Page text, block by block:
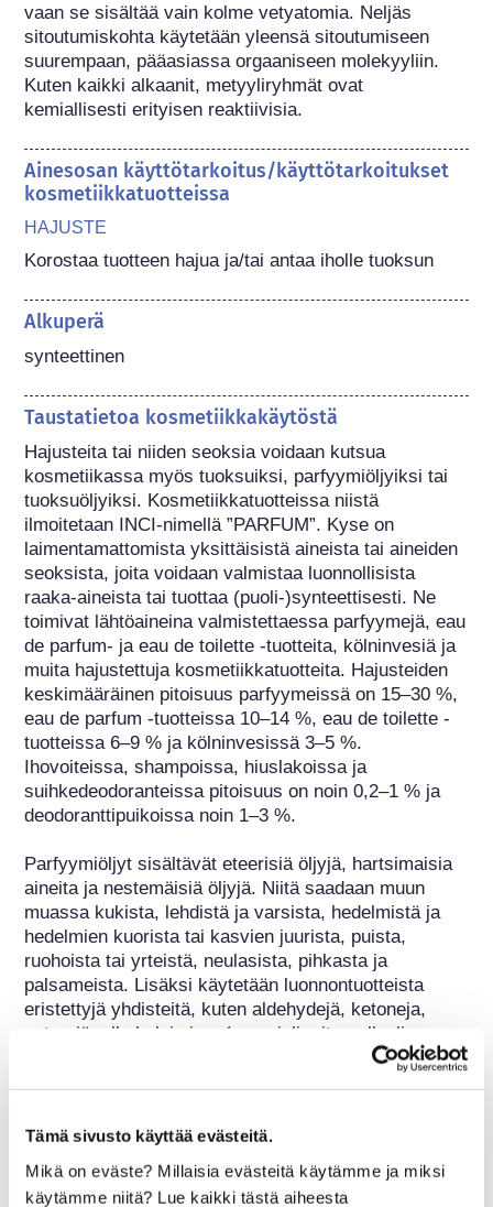
Tämä sivusto käyttää evästeitä.
Mikä on eväste? Millaisia evästeitä käytämme ja miksi
käytämme niitä? Lue kaikki tästä aiheesta
vaan se sisältää vain kolme vetyatomia. Neljäs
sitoutumiskohta käytetään yleensä sitoutumiseen
suurempaan, pääasiassa orgaaniseen molekyyliin.
Kuten kaikki alkaanit, metyyliryhmät ovat
kemiallisesti erityisen reaktiivisia.
Ainesosan käyttötarkoitus/käyttötarkoitukset
kosmetiikkatuotteissa
HAJUSTE
Korostaa tuotteen hajua ja/tai antaa iholle tuoksun
Alkuperä
synteettinen
Taustatietoa kosmetiikkakäytöstä
Hajusteita tai niiden seoksia voidaan kutsua
kosmetiikassa myös tuoksuiksi, parfyymiöljyiksi tai
tuoksuöljyiksi. Kosmetiikkatuotteissa niistä
ilmoitetaan INCI-nimellä ”PARFUM”. Kyse on
laimentamattomista yksittäisistä aineista tai aineiden
seoksista, joita voidaan valmistaa luonnollisista
raaka-aineista tai tuottaa (puoli-)synteettisesti. Ne
toimivat lähtöaineina valmistettaessa parfyymejä, eau
de parfum- ja eau de toilette -tuotteita, kölninvesiä ja
muita hajustettuja kosmetiikkatuotteita. Hajusteiden
keskimääräinen pitoisuus parfyymeissä on 15–30 %,
eau de parfum -tuotteissa 10–14 %, eau de toilette -
tuotteissa 6–9 % ja kölninvesissä 3–5 %.
Ihovoiteissa, shampoissa, hiuslakoissa ja
suihkedeodoranteissa pitoisuus on noin 0,2–1 % ja
deodoranttipuikoissa noin 1–3 %.
Parfyymiöljyt sisältävät eteerisiä öljyjä, hartsimaisia
aineita ja nestemäisiä öljyjä. Niitä saadaan muun
muassa kukista, lehdistä ja varsista, hedelmistä ja
hedelmien kuorista tai kasvien juurista, puista,
ruohoista tai yrteistä, neulasista, pihkasta ja
palsameista. Lisäksi käytetään luonnontuotteista
eristettyjä yhdisteitä, kuten aldehydejä, ketoneja,
esterejä, alkoholeja jne. (geranioli, sitronellaali,
sitraali, eugenoli, mentoli). Puolisynteettisiä tuoksuja
käytetään myös. Eläinperäisiä tuoksuja, kuten myskiä